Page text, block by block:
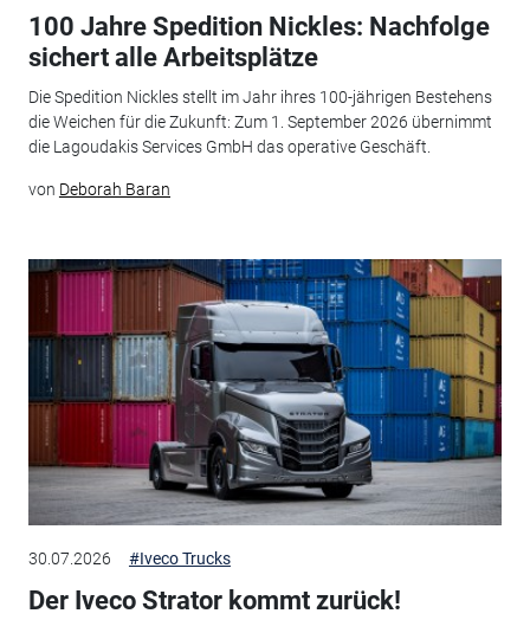
100 Jahre Spedition Nickles: Nachfolge
sichert alle Arbeitsplätze
Die Spedition Nickles stellt im Jahr ihres 100-jährigen Bestehens
die Weichen für die Zukunft: Zum 1. September 2026 übernimmt
die Lagoudakis Services GmbH das operative Geschäft.
von Deborah Baran
30.07.2026 #Iveco Trucks
Der Iveco Strator kommt zurück!